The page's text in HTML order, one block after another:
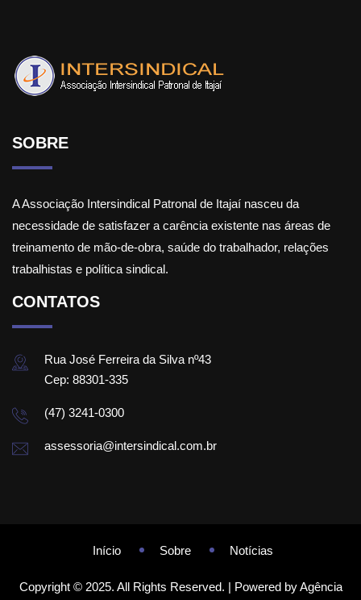
SOBRE
A Associação Intersindical Patronal de Itajaí nasceu da
necessidade de satisfazer a carência existente nas áreas de
treinamento de mão-de-obra, saúde do trabalhador, relações
trabalhistas e política sindical.
CONTATOS
Rua José Ferreira da Silva nº43
Cep: 88301-335
(47) 3241-0300
assessoria@intersindical.com.br
Início Sobre Notícias
Copyright © 2025. All Rights Reserved. | Powered by Agência